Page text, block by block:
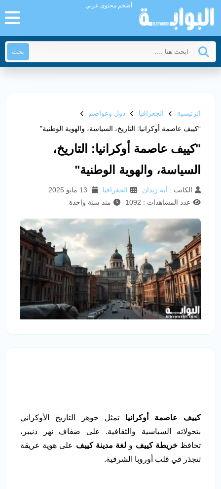
أضخم محتوى عربي
بحث
الرئيسية الجغرافيا
دول وعواصم
“كييف عاصمة أوكرانيا: التاريخ، السياسة، والهوية الوطنية”
"كييف عاصمة أوكرانيا: التاريخ،
السياسة، والهوية الوطنية"
الكاتب : آية زيدان الجغرافيا
عدد المشاهدات : 1092
منذ سنة واحدة
كييف عاصمة أوكرانيا تمثل جوهر التاريخ الأوكراني
بتحولاته السياسية والثقافية. على ضفاف نهر دنيبر،
تحافظخريطة كييف و لغة مدينة كييف على هوية عريقة
تتجذر في قلب أوروبا الشرقية.